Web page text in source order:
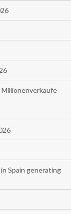
Spain generating